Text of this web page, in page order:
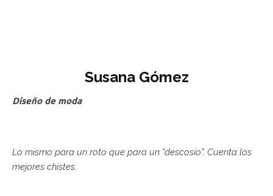
Susana Gómez
Diseño de moda
Lo mismo para un roto que para un "descosío". Cuenta los
mejores chistes.